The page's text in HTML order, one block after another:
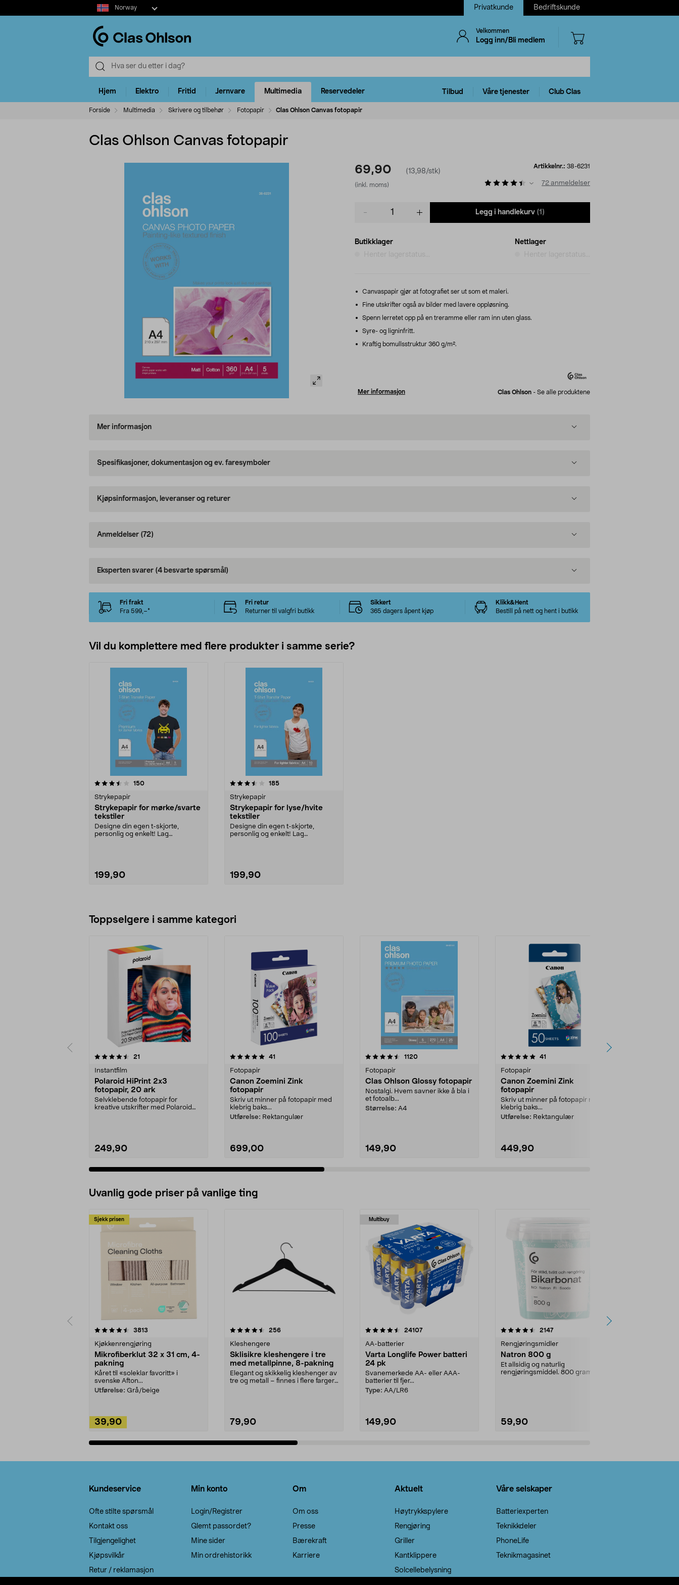
Select
market
Norway Privatkunde Bedriftskunde
Velkommen
Logg inn/Bli medlem
Hjem Elektro Fritid Jernvare Multimedia Reservedeler Tilbud Våre tjenester Club Clas
Forside Multimedia Skrivere og tilbehør Fotopapir Clas Ohlson Canvas fotopapir
Clas Ohlson Canvas fotopapir
69,90 (13,98/stk)
(inkl. moms)
Artikkelnr.: 38-6231
72 anmeldelser
Legg i handlekurv (1)
Butikklager
Henter lagerstatus...
Nettlager
Henter lagerstatus...
Canvaspapir gjør at fotografiet ser ut som et maleri.
Fine utskrifter også av bilder med lavere oppløsning.
Spenn lerretet opp på en treramme eller ram inn uten glass.
Syre- og ligninfritt.
Kraftig bomullsstruktur 360 g/m².
Mer informasjon Clas Ohlson - Se alle produktene
Mer informasjon
Spesifikasjoner, dokumentasjon og ev. faresymboler
Kjøpsinformasjon, leveranser og returer
Anmeldelser (72)
Eksperten svarer (4 besvarte spørsmål)
Fri frakt
Fra 599,–*
Fri retur
Returner til valgfri butikk
Sikkert
365 dagers åpent kjøp
Klikk&Hent
Bestill på nett og hent i butikk
Vil du komplettere med flere produkter i samme serie?
150anmeldelser
Strykepapir
Strykepapir for mørke/svarte
tekstiler
Designe din egen t-skjorte,
personlig og enkelt! Lag
199,90
3.5av 5 stjerner 185anmeldelser
Strykepapir
Strykepapir for lyse/hvite
tekstiler
Designe din egen t-skjorte,
personlig og enkelt! Lag
199,90
Toppselgere i samme kategori
21
Instantfilm
Polaroid HiPrint 2x3
fotopapir, 20 ark
Selvklebende fotopapir for
kreative utskrifter med Polaroid
249,90
5.0 av 5 stjerner 41
Fotopapir
Canon Zoemini Zink
fotopapir
Skriv ut minner på fotopapir med
klebrig baks...
Utførelse: Rektangulær
699,00
4.5 av 5 stjerner 1120anmeldelser
Fotopapir
Clas Ohlson Glossy fotopapir
Nostalgi. Hvem savner ikke å bla i
et fotoalb...
Størrelse: A4
149,90
5.0 av 5 stjerner 41
Fotopapir
Canon Zoemini Zink
fotopapir
Skriv ut minner på fotopapir med
klebrig baks...
Utførelse: Rektangulær
449,90
4.0 av 5 stjerner
Uvanlig gode priser på vanlige ting
Sjekk prisen
3813
Kjøkkenrengjøring
Mikrofiberklut 32 x 31 cm, 4-
pakning
Kåret til «soleklar favoritt» i
svenske Afton...
Utførelse: Grå/beige
39,90
4.5av 5 stjerner 256anmeldelser
Kleshengere
Sklisikre kleshengere i tre
med metallpinne, 8-pakning
Elegant og skikkelig kleshenger av
tre og metall – finnes i flere farger.
79,90
Multibuy
4.5av 5 stjerner 24107anmeldelser
AA-batterier
Varta Longlife Power batteri
24 pk
Svanemerkede AA- eller AAA-
batterier til fjer...
Type: AA/LR6
149,90
4.5av 5 stjerner 2147anmeldelser
Rengjøringsmidler
Natron 800 g
Et allsidig og naturlig
rengjøringsmiddel. 800 gram
59,90
4.0av 5 stjerner
Kundeservice
Ofte stilte spørsmål
Kontakt oss
Tilgjengelighet
Kjøpsvilkår
Retur / reklamasjon
Min konto
Login/Registrer
Glemt passordet?
Mine sider
Min ordrehistorikk
Om
Om oss
Presse
Bærekraft
Karriere
Aktuelt
Høytrykkspylere
Rengjøring
Griller
Kantklippere
Solcellebelysning
Våre selskaper
Batteriexperten
Teknikkdeler
PhoneLife
Teknikmagasinet